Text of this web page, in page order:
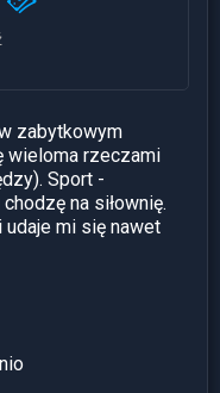
zabytkowym
wieloma rzeczami
Sport -
na siłownię.
udaje mi się nawet